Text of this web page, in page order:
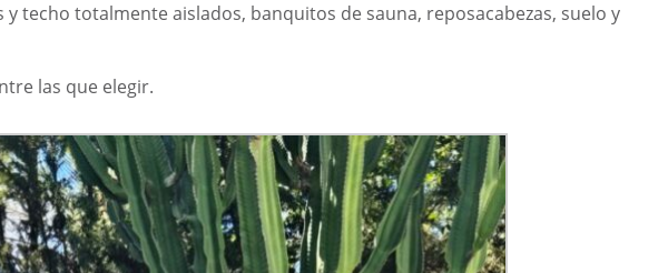
techo totalmente aislados, banquitos de sauna, reposacabezas, suelo y
las que elegir.